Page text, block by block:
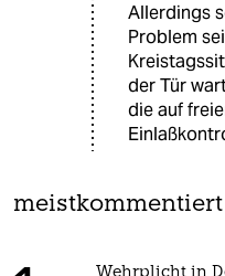
Allerdings
Problem
der Tür
die auf
meistkommentiert